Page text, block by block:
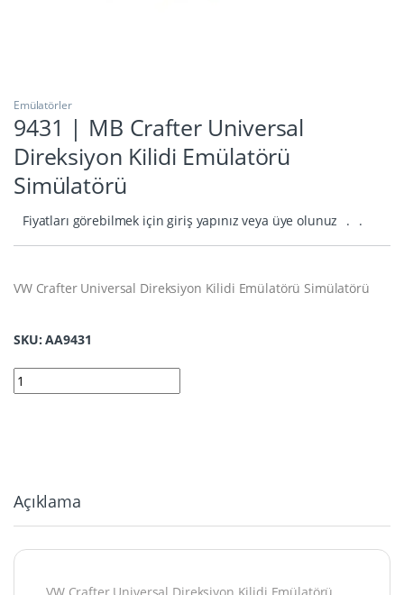
Emülatörler
9431 | MB Crafter Universal
Direksiyon Kilidi Emülatörü
Simülatörü
Fiyatları görebilmek için giriş yapınız veya üye olunuz . .
VW Crafter Universal Direksiyon Kilidi Emülatörü Simülatörü
SKU: AA9431
9431 | MB Crafter Universal Direksiyon Kilidi Emülatörü
Açıklama